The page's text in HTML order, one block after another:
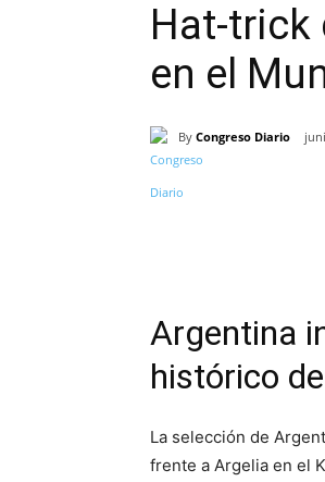
Hat-trick
en el
By Congreso Diario
Argentina
histórico
La selección de
frente a Argelia en el